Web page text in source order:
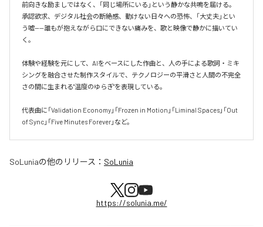
前向きな励ましではなく、「同じ場所にいる」という静かな共鳴を届ける。
承認欲求、デジタル社会の断絶感、動けない日々への恐怖、「大丈夫」とい
う嘘——誰もが抱えながら口にできない痛みを、歌と映像で静かに描いてい
く。
体験や経験を元にして、AIをベースにした作曲と、人の手による歌詞・ミキ
シングを融合させた制作スタイルで、テクノロジーの平滑さと人間の不完全
さの間に生まれる"温度のゆらぎ"を表現している。
代表曲に「Validation Economy」「Frozen in Motion」「Liminal Spaces」「Out
of Sync」「Five Minutes Forever」など。
SoLuniaの他のリリース： SoLunia
https://solunia.me/